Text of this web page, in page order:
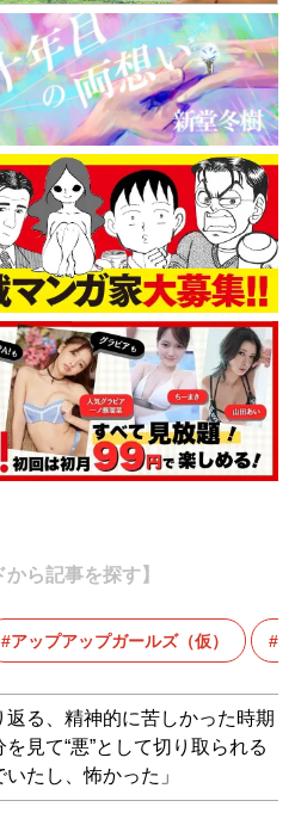
から記事を探す】
アップアップガールズ（仮）
返る、精神的に苦しかった時期
を見て“悪”として切り取られる
たし、怖かった」